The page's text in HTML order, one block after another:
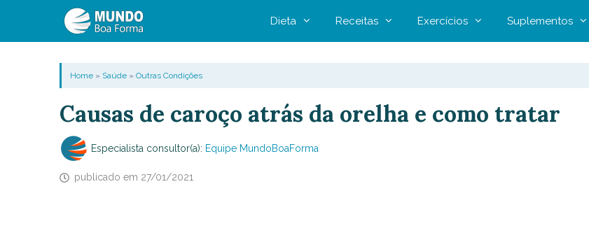
Dieta Receitas Exercícios Suplementos
Home» Saúde» Outras Condições
Causas de caroço atrás da orelha e como tratar
Especialista consultor(a): Equipe MundoBoaForma
publicado em 27/01/2021